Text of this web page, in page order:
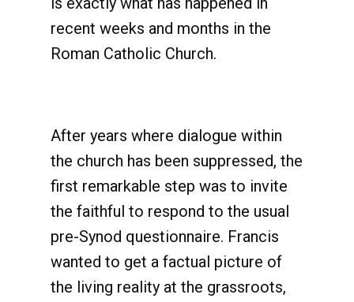
recent weeks and months in the
Roman Catholic Church.
After years where dialogue within
the church has been suppressed, the
first remarkable step was to invite
the faithful to respond to the usual
pre-Synod questionnaire. Francis
wanted to get a factual picture of
the living reality at the grassroots,